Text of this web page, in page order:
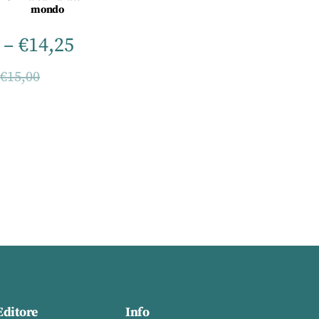
mondo
€14,25
€15,00
Info